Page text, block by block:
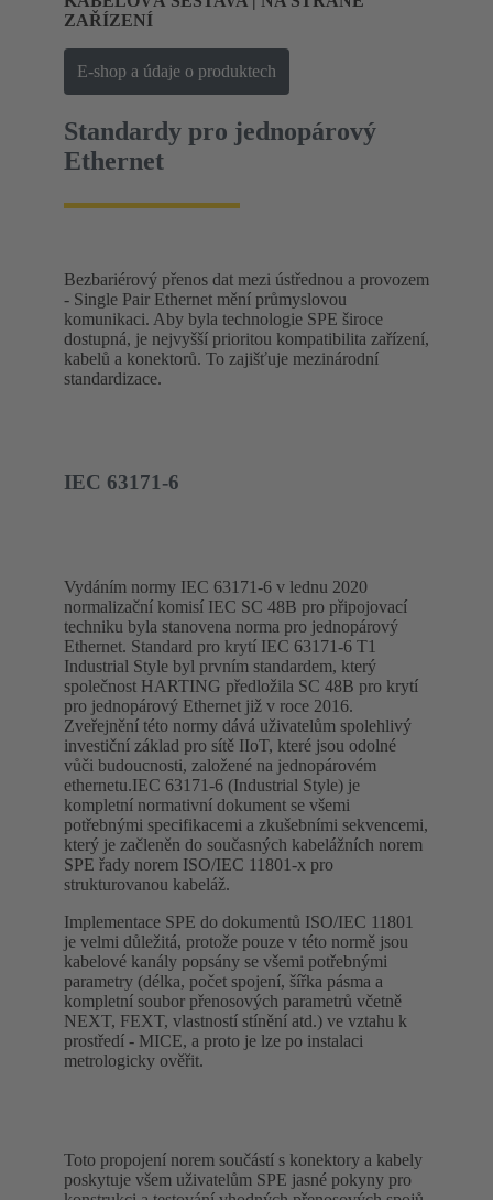
ZAŘÍZENÍ
E-shop a údaje o produktech
Standardy pro jednopárový
Ethernet
Bezbariérový přenos dat mezi ústřednou a provozem
- Single Pair Ethernet mění průmyslovou
komunikaci. Aby byla technologie SPE široce
dostupná, je nejvyšší prioritou kompatibilita zařízení,
kabelů a konektorů. To zajišťuje mezinárodní
standardizace.
IEC 63171-6
Vydáním normy IEC 63171-6 v lednu 2020
normalizační komisí IEC SC 48B pro připojovací
techniku byla stanovena norma pro jednopárový
Ethernet. Standard pro krytí IEC 63171-6 T1
Industrial Style byl prvním standardem, který
společnost HARTING předložila SC 48B pro krytí
pro jednopárový Ethernet již v roce 2016.
Zveřejnění této normy dává uživatelům spolehlivý
investiční základ pro sítě IIoT, které jsou odolné
vůči budoucnosti, založené na jednopárovém
ethernetu.IEC 63171-6 (Industrial Style) je
kompletní normativní dokument se všemi
potřebnými specifikacemi a zkušebními sekvencemi,
který je začleněn do současných kabelážních norem
SPE řady norem ISO/IEC 11801-x pro
strukturovanou kabeláž.
Implementace SPE do dokumentů ISO/IEC 11801
je velmi důležitá, protože pouze v této normě jsou
kabelové kanály popsány se všemi potřebnými
parametry (délka, počet spojení, šířka pásma a
kompletní soubor přenosových parametrů včetně
NEXT, FEXT, vlastností stínění atd.) ve vztahu k
prostředí - MICE, a proto je lze po instalaci
metrologicky ověřit.
Toto propojení norem součástí s konektory a kabely
poskytuje všem uživatelům SPE jasné pokyny pro